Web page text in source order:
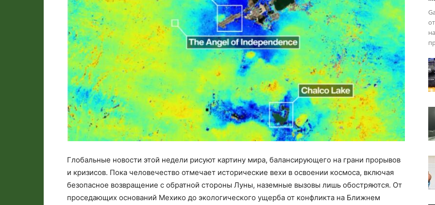
Życia
Глобальные новости этой недели рисуют картину мира, балансирующего на грани прорывов
и кризисов. Пока человечество отмечает исторические вехи в освоении космоса, включая
безопасное возвращение с обратной стороны Луны, наземные вызовы лишь обостряются. От
проседающих оснований Мехико до экологического ущерба от конфликта на Ближнем